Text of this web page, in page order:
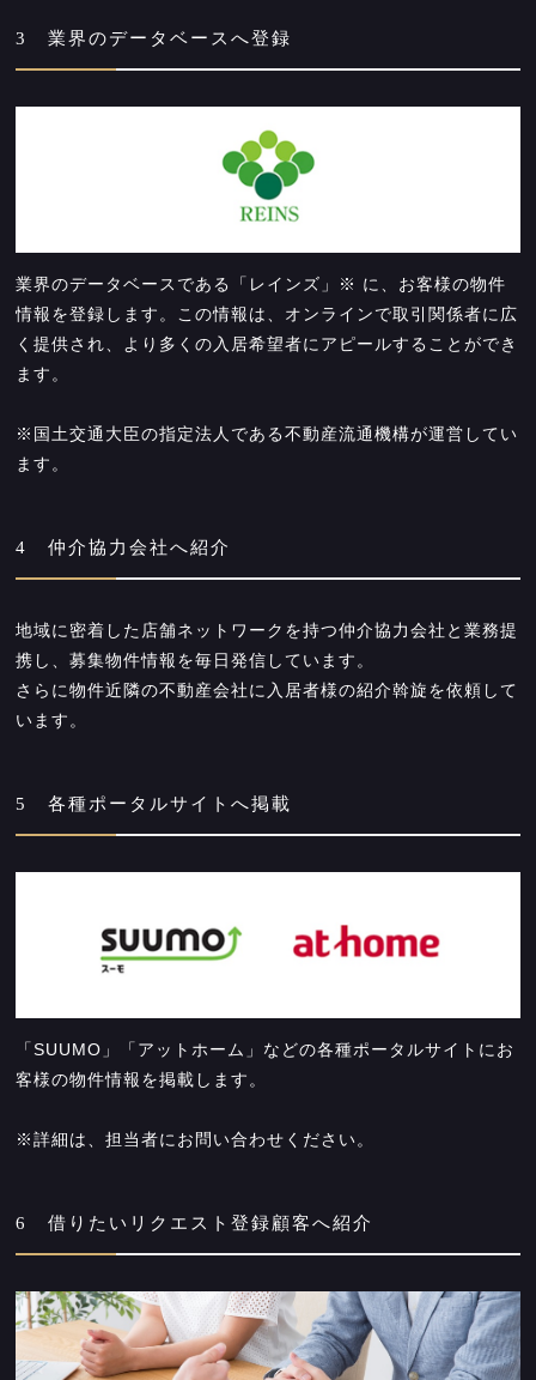
3 業界のデータベースへ登録
業界のデータベースである「レインズ」 ※ に、お客様の物件
情報を登録します。この情報は、オンラインで取引関係者に広
く提供され、より多くの入居希望者にアピールすることができ
ます。
※国土交通大臣の指定法人である不動産流通機構が運営してい
ます。
4 仲介協力会社へ紹介
地域に密着した店舗ネットワークを持つ仲介協力会社と業務提
携し、募集物件情報を毎日発信しています。
さらに物件近隣の不動産会社に入居者様の紹介斡旋を依頼して
います。
5 各種ポータルサイトへ掲載
「SUUMO」「アットホーム」などの各種ポータルサイトにお
客様の物件情報を掲載します。
※詳細は、担当者にお問い合わせください。
6 借りたいリクエスト登録顧客へ紹介